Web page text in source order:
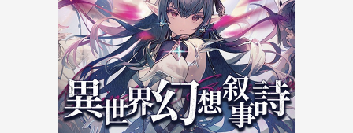
オンラインマニュアルは「アプリ設定」画面の「ヘルプ」から
ご覧になれます。
http://app.elecom.co.jp/newsearcher/android/manual.html■対
Android 2.1/2.2/2.3■動作確認済み機種
Xperia ray SO-03C
Xperia SO-01B